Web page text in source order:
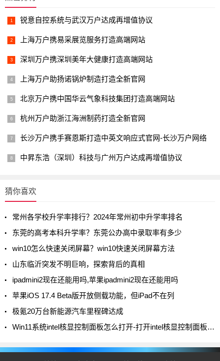
锐意自控系统与武汉万户达成再增值协议
上海万户携易采展览服务打造高端网站
深圳万户携深圳美年大健康打造高端网站
上海万户助扬诺锅炉制造打造全新官网
北京万户携中国华云气象科技集团打造高端网站
杭州万户助浙江海洲制药打造全新官网
长沙万户携手赛恩斯打造中英文响应式官网-长沙万户网络
中昇东浩（深圳）科技与广州万户达成再增值协议
猜你喜欢
常州各学校升学率排行？2024年常州初中升学率排名
东莞的高考本科升学率？东莞公办高中录取率有多少
win10怎么快速关闭屏幕？win10快速关闭屏幕方法
山东临沂突发不明巨响，探索背后的真相
ipadmini2现在还能用吗,苹果ipadmini2现在还能用吗
苹果iOS 17.4 Beta版开放侧载功能，但iPad不在列
极氪20万台新能源汽车里程碑达成
Win11系统intel核显控制面板怎么打开-打开intel核显控制面板的方法